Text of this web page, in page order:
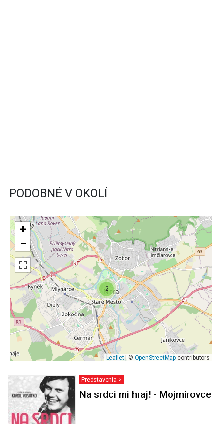
PODOBNÉ V OKOLÍ
2
+
−
Leaflet | © OpenStreetMap contributors
Predstavenia >
Na srdci mi hraj! - Mojmírovce